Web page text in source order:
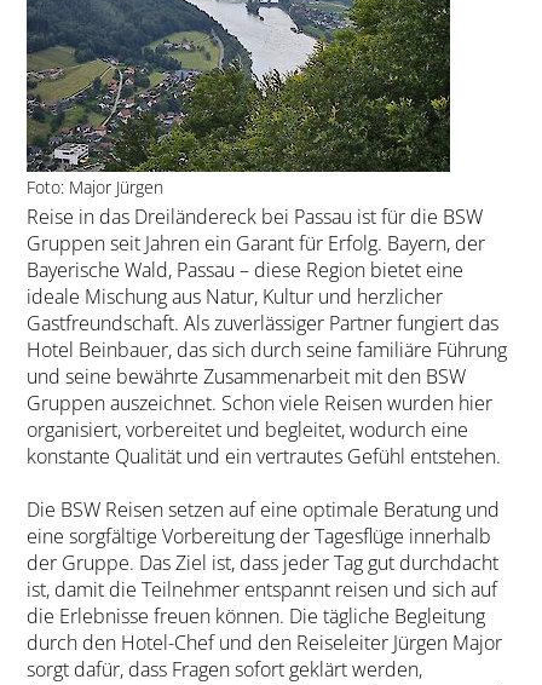
Foto: Major Jürgen
Reise in das Dreiländereck bei Passau ist für die BSW
Gruppen seit Jahren ein Garant für Erfolg. Bayern, der
Bayerische Wald, Passau – diese Region bietet eine
ideale Mischung aus Natur, Kultur und herzlicher
Gastfreundschaft. Als zuverlässiger Partner fungiert das
Hotel Beinbauer, das sich durch seine familiäre Führung
und seine bewährte Zusammenarbeit mit den BSW
Gruppen auszeichnet. Schon viele Reisen wurden hier
organisiert, vorbereitet und begleitet, wodurch eine
konstante Qualität und ein vertrautes Gefühl entstehen.
Die BSW Reisen setzen auf eine optimale Beratung und
eine sorgfältige Vorbereitung der Tagesflüge innerhalb
der Gruppe. Das Ziel ist, dass jeder Tag gut durchdacht
ist, damit die Teilnehmer entspannt reisen und sich auf
die Erlebnisse freuen können. Die tägliche Begleitung
durch den Hotel-Chef und den Reiseleiter Jürgen Major
sorgt dafür, dass Fragen sofort geklärt werden,